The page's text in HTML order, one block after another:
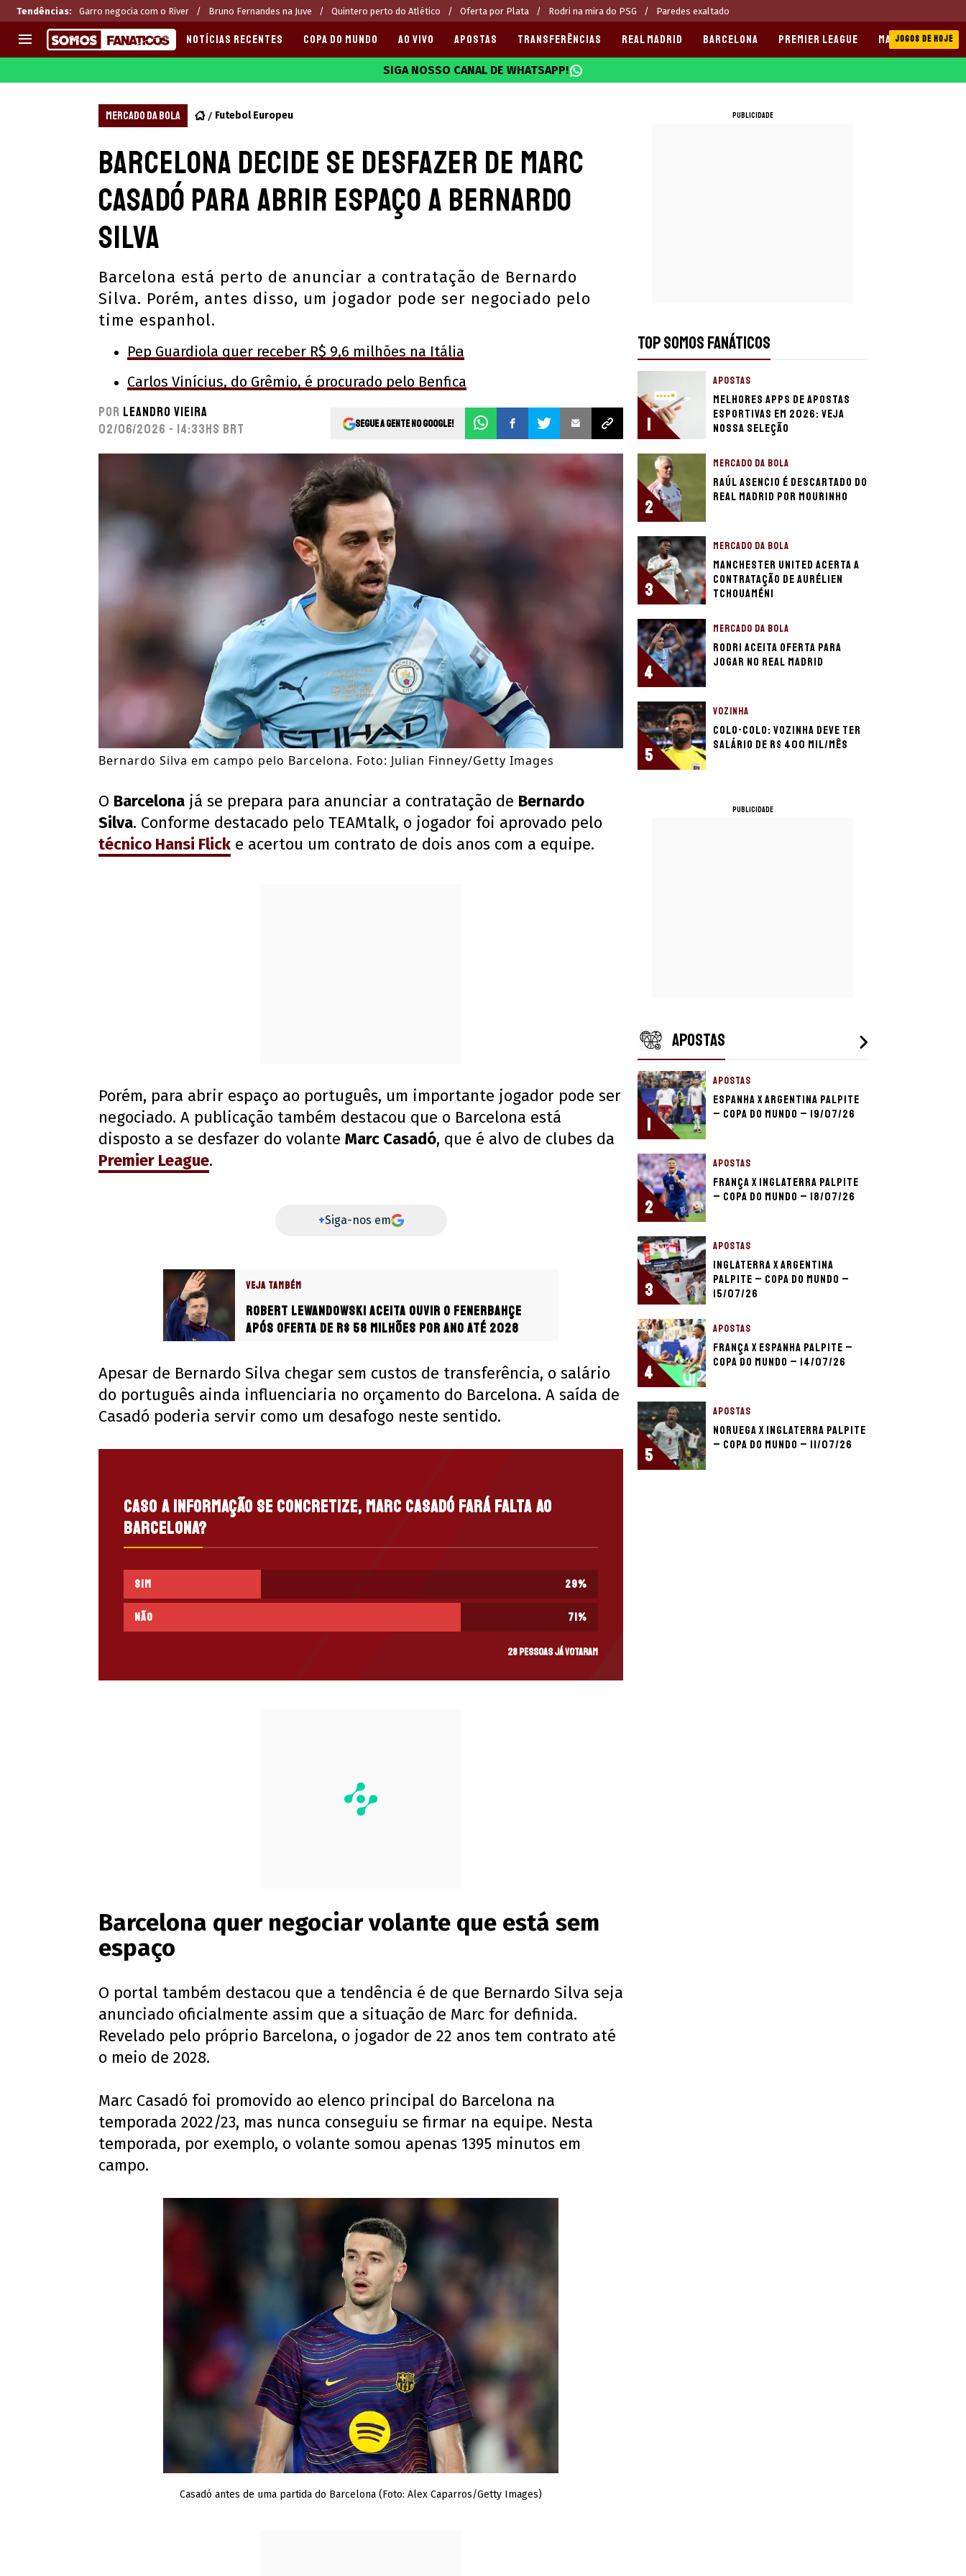
Tendências: Garro negocia com o River Bruno Fernandes na Juve Quintero perto do Atlético Oferta por Plata Rodri na mira do PSG Paredes exaltado
CHAMPIONS LEAGUE
PREMIER LEAGUE
LIGA PORTUGUESA
Melhores sites de apostas 2025
Últimas
CASAS DE APOSTAS
CÓDIGOS e OFERTAS
APPS
NOTÍCIAS RECENTES COPA DO MUNDO AO VIVO APOSTAS TRANSFERÊNCIAS REAL MADRID BARCELONA PREMIER LEAGUE MANCHESTER CITY
JOGOS DE HOJE
SIGA NOSSO CANAL DE WHATSAPP!
MERCADO DA BOLA Futebol Europeu
Barcelona decide se desfazer de Marc
Casadó para abrir espaço a Bernardo
Silva
Barcelona está perto de anunciar a contratação de Bernardo
Silva. Porém, antes disso, um jogador pode ser negociado pelo
time espanhol.
Pep Guardiola quer receber R$ 9,6 milhões na Itália
Carlos Vinícius, do Grêmio, é procurado pelo Benfica
Por Leandro Vieira
02/06/2026 - 14:33hs BRT
Segue a gente no Google!
Bernardo Silva em campo pelo Barcelona. Foto: Julian Finney/Getty Images
O Barcelona já se prepara para anunciar a contratação de Bernardo
Silva. Conforme destacado pelo TEAMtalk, o jogador foi aprovado pelo
técnico Hansi Flick e acertou um contrato de dois anos com a equipe.
Porém, para abrir espaço ao português, um importante jogador pode ser
negociado. A publicação também destacou que o Barcelona está
disposto a se desfazer do volante Marc Casadó, que é alvo de clubes da
Premier League.
+Siga-nos em
VEJA TAMBÉM
Robert Lewandowski aceita ouvir o Fenerbahçe
após oferta de R$ 58 milhões por ano até 2028
Apesar de Bernardo Silva chegar sem custos de transferência, o salário
do português ainda influenciaria no orçamento do Barcelona. A saída de
Casadó poderia servir como um desafogo neste sentido.
Caso a informação se concretize, Marc Casadó fará falta ao
Barcelona?
Sim 29%
Não 71%
28 pessoas já votaram
Barcelona quer negociar volante que está sem
espaço
O portal também destacou que a tendência é de que Bernardo Silva seja
anunciado oficialmente assim que a situação de Marc for definida.
Revelado pelo próprio Barcelona, o jogador de 22 anos tem contrato até
o meio de 2028.
Marc Casadó foi promovido ao elenco principal do Barcelona na
temporada 2022/23, mas nunca conseguiu se firmar na equipe. Nesta
temporada, por exemplo, o volante somou apenas 1395 minutos em
campo.
Casadó antes de uma partida do Barcelona (Foto: Alex Caparros/Getty Images)
PUBLICIDADE
TOP SOMOS FANÁTICOS
1
APOSTAS
Melhores apps de apostas
esportivas em 2026: veja
nossa seleção
2
MERCADO DA BOLA
Raúl Asencio é descartado do
Real Madrid por Mourinho
3
MERCADO DA BOLA
Manchester United acerta a
contratação de Aurélien
Tchouaméni
4
MERCADO DA BOLA
Rodri aceita oferta para
jogar no Real Madrid
5
VOZINHA
Colo-Colo: Vozinha deve ter
salário de R$ 400 mil/mês
PUBLICIDADE
APOSTAS
1
APOSTAS
Espanha x Argentina palpite
– Copa do Mundo – 19/07/26
2
APOSTAS
França x Inglaterra palpite
– Copa do Mundo – 18/07/26
3
APOSTAS
Inglaterra x Argentina
palpite – Copa do Mundo –
15/07/26
4
APOSTAS
França x Espanha palpite –
Copa do Mundo – 14/07/26
5
APOSTAS
Noruega x Inglaterra palpite
– Copa do Mundo – 11/07/26